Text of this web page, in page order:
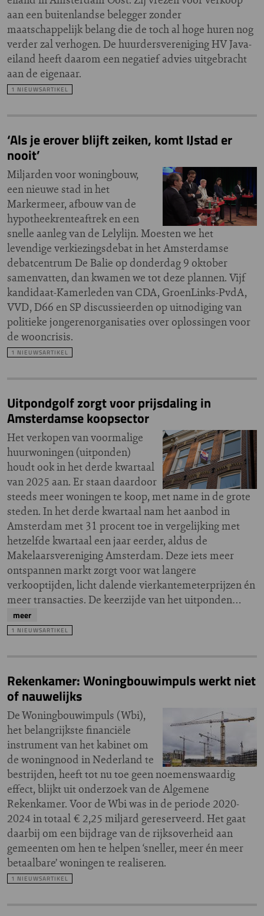
aan een buitenlandse belegger zonder
maatschappelijk belang die de toch al hoge huren nog
verder zal verhogen. De huurdersvereniging HV Java-
eiland heeft daarom een negatief advies uitgebracht
aan de eigenaar.
1 NIEUWSARTIKEL
‘Als je erover blijft zeiken, komt IJstad er
nooit’
Miljarden voor woningbouw,
een nieuwe stad in het
Markermeer, afbouw van de
hypotheekrenteaftrek en een
snelle aanleg van de Lelylijn. Moesten we het
levendige verkiezingsdebat in het Amsterdamse
debatcentrum De Balie op donderdag 9 oktober
samenvatten, dan kwamen we tot deze plannen. Vijf
kandidaat-Kamerleden van CDA, GroenLinks-PvdA,
VVD, D66 en SP discussieerden op uitnodiging van
politieke jongerenorganisaties over oplossingen voor
de wooncrisis.
1 NIEUWSARTIKEL
Uitpondgolf zorgt voor prijsdaling in
Amsterdamse koopsector
Het verkopen van voormalige
huurwoningen (uitponden)
houdt ook in het derde kwartaal
van 2025 aan. Er staan daardoor
steeds meer woningen te koop, met name in de grote
steden. In het derde kwartaal nam het aanbod in
Amsterdam met 31 procent toe in vergelijking met
hetzelfde kwartaal een jaar eerder, aldus de
Makelaarsvereniging Amsterdam. Deze iets meer
ontspannen markt zorgt voor wat langere
verkooptijden, licht dalende vierkantemeterprijzen én
meer transacties. De keerzijde van het uitponden…
meer
1 NIEUWSARTIKEL
Rekenkamer: Woningbouwimpuls werkt niet
of nauwelijks
De Woningbouwimpuls (Wbi),
het belangrijkste financiële
instrument van het kabinet om
de woningnood in Nederland te
bestrijden, heeft tot nu toe geen noemenswaardig
effect, blijkt uit onderzoek van de Algemene
Rekenkamer. Voor de Wbi was in de periode 2020-
2024 in totaal € 2,25 miljard gereserveerd. Het gaat
daarbij om een bijdrage van de rijksoverheid aan
gemeenten om hen te helpen ‘sneller, meer én meer
betaalbare’ woningen te realiseren.
1 NIEUWSARTIKEL